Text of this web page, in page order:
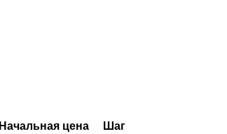
Начальная цена Шаг